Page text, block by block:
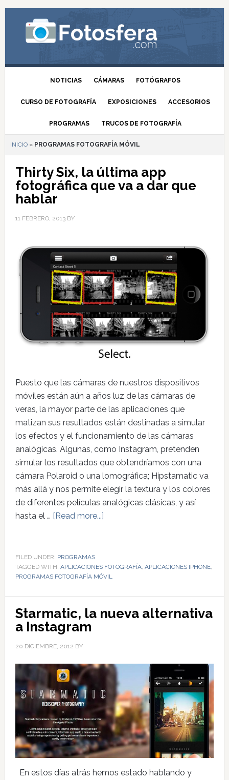
NOTICIAS CÁMARAS FOTÓGRAFOS
CURSO DE FOTOGRAFÍA EXPOSICIONES ACCESORIOS
PROGRAMAS TRUCOS DE FOTOGRAFÍA
INICIO» PROGRAMAS FOTOGRAFÍA MÓVIL
Thirty Six, la última app
fotográfica que va a dar que
hablar
11 FEBRERO, 2013BY
Puesto que las cámaras de nuestros dispositivos
móviles están aún a años luz de las cámaras de
veras, la mayor parte de las aplicaciones que
matizan sus resultados están destinadas a simular
los efectos y el funcionamiento de las cámaras
analógicas. Algunas, como Instagram, pretenden
simular los resultados que obtendríamos con una
cámara Polaroid o una lomográfica; Hipstamatic va
más allá y nos permite elegir la textura y los colores
de diferentes películas analógicas clásicas, y así
hasta el … [Read more...]
FILED UNDER: PROGRAMAS
TAGGED WITH: APLICACIONES FOTOGRAFÍA, APLICACIONES IPHONE,
PROGRAMAS FOTOGRAFÍA MÓVIL
Starmatic, la nueva alternativa
a Instagram
20 DICIEMBRE, 2012 BY
En estos días atrás hemos estado hablando y